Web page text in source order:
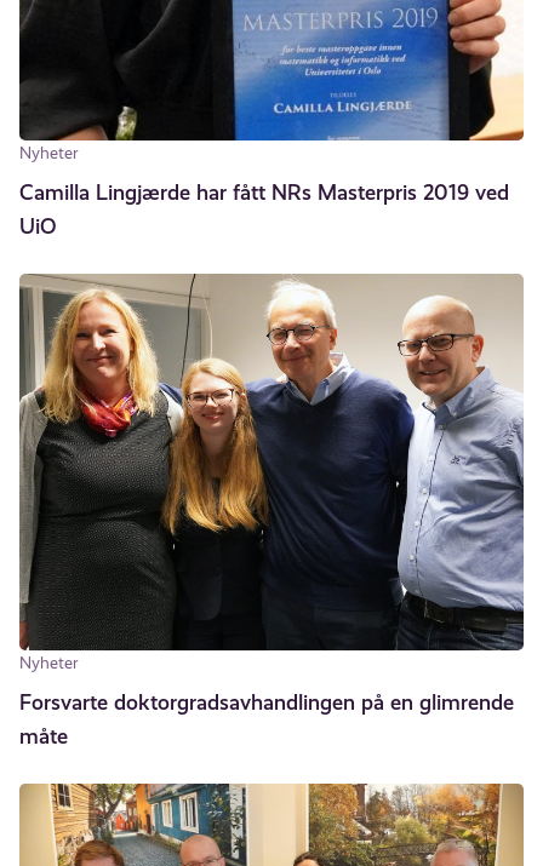
Nyheter
Camilla Lingjærde har fått NRs Masterpris 2019 ved
UiO
Nyheter
Forsvarte doktorgradsavhandlingen på en glimrende
måte